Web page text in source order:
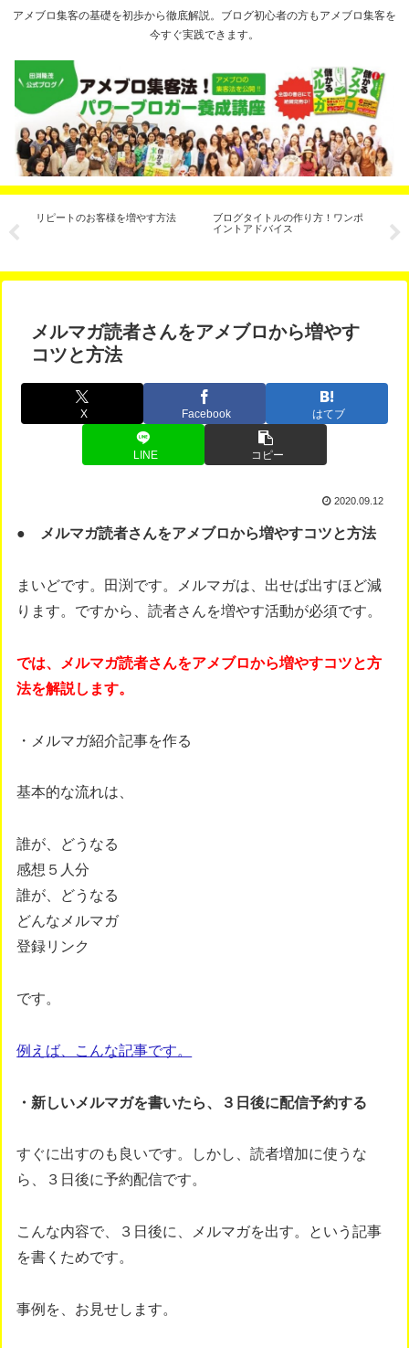
アメブロ集客の基礎を初歩から徹底解説。ブログ初心者の方もアメブロ集客を
今すぐ実践できます。
リピートのお客様を増やす方法
ブログタイトルの作り方！ワンポ
イントアドバイス
換
ン
メルマガ読者さんをアメブロから増やす
コツと方法
X Facebook はてブ
LINE コピー
2020.09.12
● メルマガ読者さんをアメブロから増やすコツと方法
まいどです。田渕です。メルマガは、出せば出すほど減
ります。ですから、読者さんを増やす活動が必須です。
では、メルマガ読者さんをアメブロから増やすコツと方
法を解説します。
・メルマガ紹介記事を作る
基本的な流れは、
誰が、どうなる
感想５人分
誰が、どうなる
どんなメルマガ
登録リンク
です。
例えば、こんな記事です。
・新しいメルマガを書いたら、３日後に配信予約する
すぐに出すのも良いです。しかし、読者増加に使うな
ら、３日後に予約配信です。
こんな内容で、３日後に、メルマガを出す。という記事
を書くためです。
事例を、お見せします。